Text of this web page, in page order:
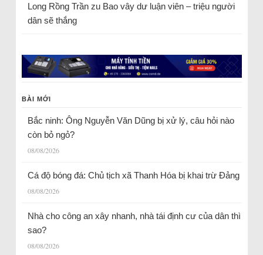
Long Rồng Trầnzu Bao vây dư luận viên – triệu người
dân sẽ thắng
BÀI MỚI
Bắc ninh: Ông Nguyễn Văn Dũng bị xử lý, câu hỏi nào
còn bỏ ngỏ?
08/08/2026
Cá độ bóng đá: Chủ tịch xã Thanh Hóa bị khai trừ Đảng
08/08/2026
Nhà cho công an xây nhanh, nhà tái định cư của dân thì
sao?
08/08/2026